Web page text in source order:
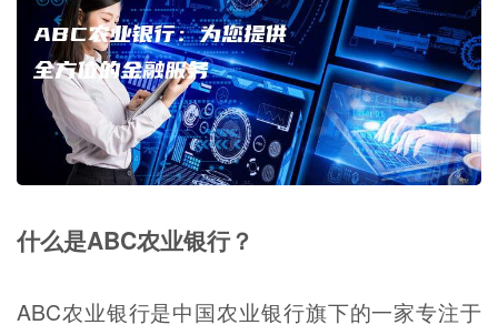
什么是ABC农业银行？
ABC农业银行是中国农业银行旗下的一家专注于